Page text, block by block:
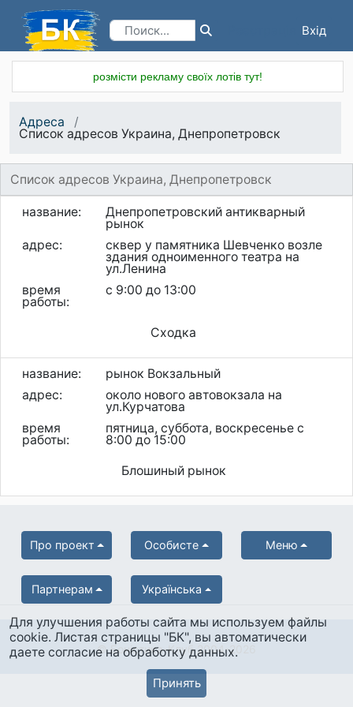
Вхід
розмісти рекламу своїх лотів тут!
Адреса
Список адресов Украина, Днепропетровск
Список адресов Украина, Днепропетровск
название: Днепропетровский антикварный
рынок
адрес:
сквер у памятника Шевченко возле
здания одноименного театра на
ул.Ленина
время
работы:
с 9:00 до 13:00
Сходка
название:
рынок Вокзальный
адрес:
около нового автовокзала на
ул.Курчатова
время
работы:
пятница, суббота, воскресенье с
8:00 до 15:00
Блошиный рынок
Про проект Особисте Меню
Партнерам Українська
© Боністика-Клуб 2004-2026
Для улучшения работы сайта мы используем файлы
cookie. Листая страницы "БК", вы автоматически
даете согласие на обработку данных.
Принять